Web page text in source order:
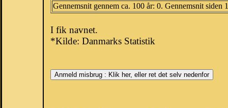
Gennemsnit gennem ca. 100 år: 0. Gennemsnit siden
I fik navnet.
*Kilde: Danmarks Statistik